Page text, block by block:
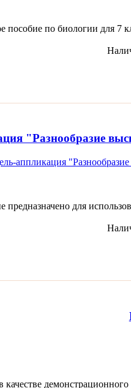
пособие по биологии для 7
"Разнообразие
предназначено для
качестве